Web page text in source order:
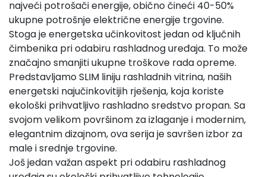
najveći potrošači energije, obično čineći 40-50%
ukupne potrošnje električne energije trgovine.
Stoga je energetska učinkovitost jedan od ključnih
čimbenika pri odabiru rashladnog uređaja. To može
značajno smanjiti ukupne troškove rada opreme.
Predstavljamo SLIM liniju rashladnih vitrina, naših
energetski najučinkovitijih rješenja, koja koriste
ekološki prihvatljivo rashladno sredstvo propan. Sa
svojom velikom površinom za izlaganje i modernim,
elegantnim dizajnom, ova serija je savršen izbor za
male i srednje trgovine.
Još jedan važan aspekt pri odabiru rashladnog